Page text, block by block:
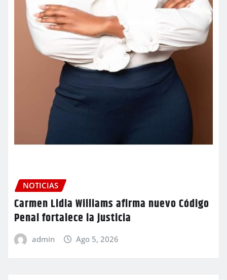
NOTICIAS
Carmen Lidia Williams afirma nuevo Código
Penal fortalece la justicia
admin Ago 5, 2026